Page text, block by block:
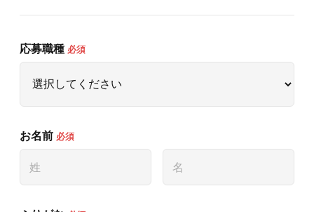
お知らせ
社長ブログ
AWAJYUブログ
安房住まいる
大型工事施工事例
新卒・第二新卒採用
協力会社募集
応募職種 必須
お名前 必須